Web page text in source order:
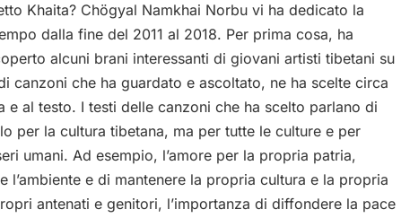
Khaita? Chögyal Namkhai Norbu vi ha dedicato la
dalla fine del 2011 al 2018. Per prima cosa, ha
alcuni brani interessanti di giovani artisti tibetani su
canzoni che ha guardato e ascoltato, ne ha scelte circa
e al testo. I testi delle canzoni che ha scelto parlano di
per la cultura tibetana, ma per tutte le culture e per
umani. Ad esempio, l’amore per la propria patria,
l’ambiente e di mantenere la propria cultura e la propria
antenati e genitori, l’importanza di diffondere la pace